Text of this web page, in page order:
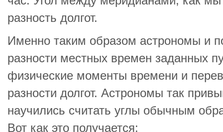
разность долгот.
Именно таким образом астрономы и
разности местных времен заданных
физические моменты времени и
разности долгот. Астрономы так
научились считать углы обычным
Вот как это получается: